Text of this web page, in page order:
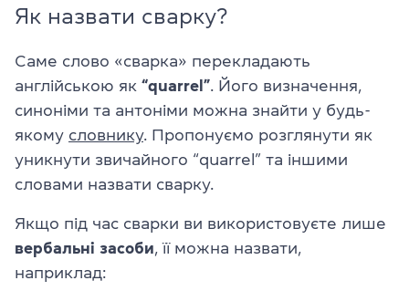
Як назвати сварку?
Саме слово «сварка» перекладають
англійською як “quarrel” . Його визначення,
синоніми та антоніми можна знайти у будь-
якому словнику. Пропонуємо розглянути як
уникнути звичайного “quarrel” та іншими
словами назвати сварку.
Якщо під час сварки ви використовуєте лише
вербальні засоби , її можна назвати,
наприклад: